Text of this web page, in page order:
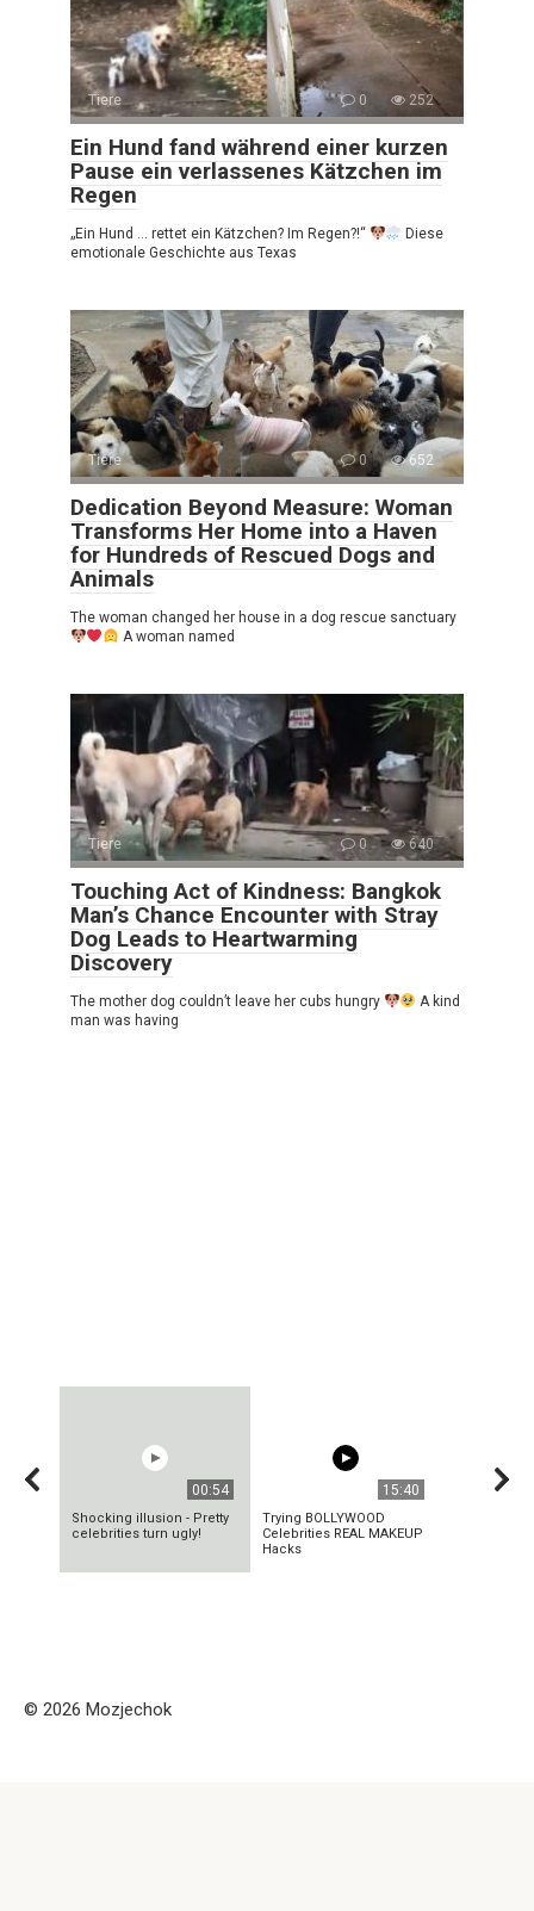
Tiere 0 252
Ein Hund fand während einer kurzen
Pause ein verlassenes Kätzchen im
Regen
„Ein Hund … rettet ein Kätzchen? Im Regen?!“
Diese
emotionale Geschichte aus Texas
Tiere 0 652
Dedication Beyond Measure: Woman
Transforms Her Home into a Haven
for Hundreds of Rescued Dogs and
Animals
The woman changed her house in a dog rescue sanctuary
A woman named
Tiere 0 640
Touching Act of Kindness: Bangkok
Man’s Chance Encounter with Stray
Dog Leads to Heartwarming
Discovery
The mother dog couldn’t leave her cubs hungry
A kind
man was having
00:54
Shocking illusion - Pretty
celebrities turn ugly!
15:40
Trying BOLLYWOOD
Celebrities REAL MAKEUP
Hacks
© 2026 Mozjechok